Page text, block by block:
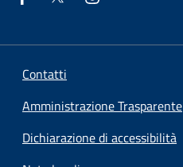
Contatti
Amministrazione Trasparente
Dichiarazione di accessibilità